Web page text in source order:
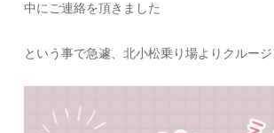
中にご連絡を頂きました
という事で急遽、北小松乗り場よりクルー